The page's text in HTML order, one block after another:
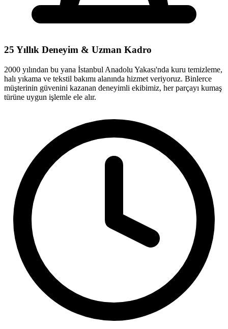
25 Yıllık Deneyim & Uzman Kadro
2000 yılından bu yana İstanbul Anadolu Yakası'nda kuru temizleme,
halı yıkama ve tekstil bakımı alanında hizmet veriyoruz. Binlerce
müşterinin güvenini kazanan deneyimli ekibimiz, her parçayı kumaş
türüne uygun işlemle ele alır.